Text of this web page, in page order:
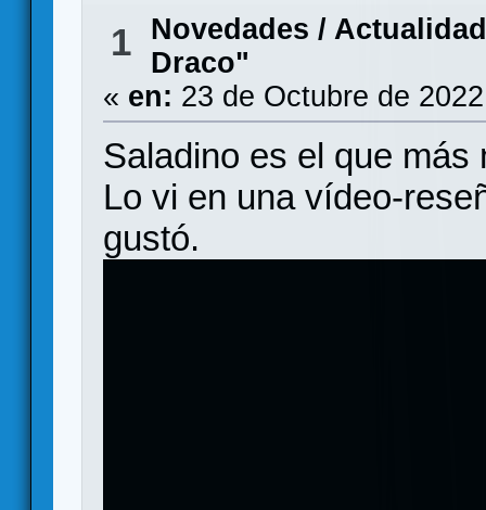
1
Novedades / Actualidad
Draco"
« en: 23 de Octubre de
Saladino es el que más
Lo vi en una vídeo-
gustó.